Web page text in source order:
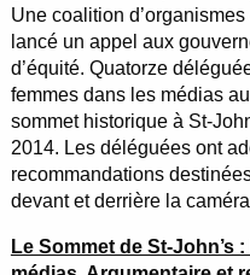
Une coalition
lancé un appel aux
d’équité. Quatorze
femmes dans les médias
sommet historique à St-
2014. Les déléguées ont
recommandations
devant et derrière la
Le Sommet de St-John’s